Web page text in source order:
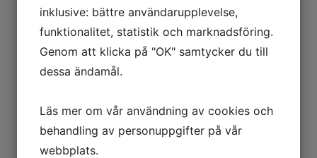
inklusive: bättre användarupplevelse,
funktionalitet, statistik och marknadsföring.
Genom att klicka på "OK" samtycker du till
dessa ändamål.
Läs mer om vår användning av cookies och
behandling av personuppgifter på vår
webbplats.